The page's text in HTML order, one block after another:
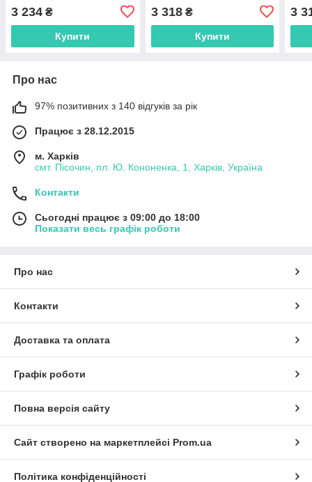
"Favorite"
3 234 ₴
Купити
3 318₴
Купити
3
Про нас
97% позитивних з 140 відгуків за рік
Працює з 28.12.2015
м. Харків
смт. Пісочин, пл. Ю. Кононенка, 1, Харків, Україна
Контакти
Сьогодні працює з 09:00 до 18:00
Показати весь графік роботи
Про нас
Контакти
Доставка та оплата
Графік роботи
Повна версія сайту
Сайт створено на маркетплейсі Prom.ua
Політика конфіденційності